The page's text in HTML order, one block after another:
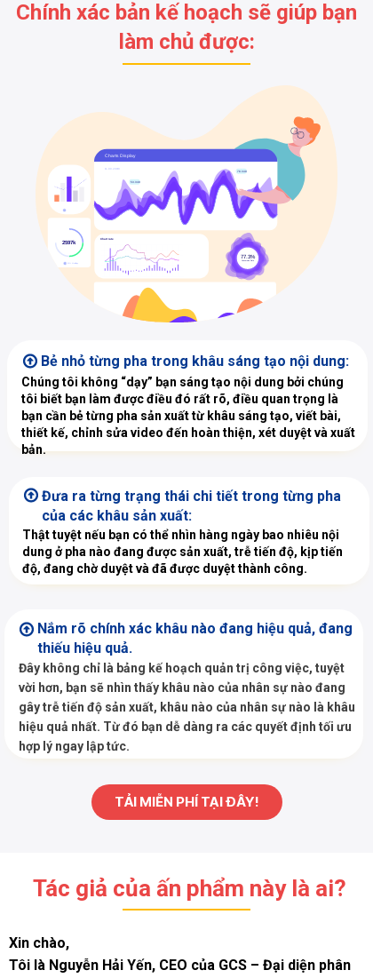
Chính xác bản kế hoạch sẽ giúp bạn
làm chủ được:
TẢI MIỄN PHÍ TẠI ĐÂY!
Chúng tôi không “dạy” bạn sáng tạo nội dung bởi chúng
tôi biết bạn làm được điều đó rất rõ, điều quan trọng là
bạn cần bẻ từng pha sản xuất từ khâu sáng tạo, viết bài,
thiết kế, chỉnh sửa video đến hoàn thiện, xét duyệt và xuất
bản.
Bẻ nhỏ từng pha trong khâu sáng tạo nội dung:
Thật tuyệt nếu bạn có thể nhìn hàng ngày bao nhiêu nội
dung ở pha nào đang được sản xuất, trễ tiến độ, kịp tiến
độ, đang chờ duyệt và đã được duyệt thành công.
Đưa ra từng trạng thái chi tiết trong từng pha
của các khâu sản xuất:
Đây không chỉ là bảng kế hoạch quản trị công việc, tuyệt
vời hơn, bạn sẽ nhìn thấy khâu nào của nhân sự nào đang
gây trễ tiến độ sản xuất, khâu nào của nhân sự nào là khâu
hiệu quả nhất. Từ đó bạn dễ dàng ra các quyết định tối ưu
hợp lý ngay lập tức.
Nắm rõ chính xác khâu nào đang hiệu quả, đang
thiếu hiệu quả.
Xin chào,
Tôi là Nguyễn Hải Yến, CEO của GCS – Đại diện phân
Tác giả của ấn phẩm này là ai?